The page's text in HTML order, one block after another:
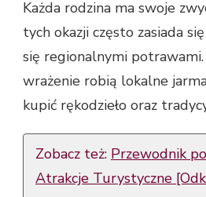
Każda rodzina ma swoje
tych okazji często zasiada
się regionalnymi
wrażenie robią lokalne
kupić rękodzieło oraz
Zobacz też: Przewodnik
Atrakcje Turystyczne